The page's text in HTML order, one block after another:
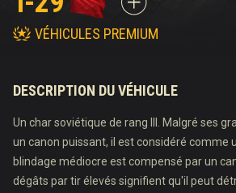
VÉHICULES PREMIUM
DESCRIPTION DU VÉHICULE
Un char soviétique de rang III. Malgré ses
un canon puissant, il est considéré comme
blindage médiocre est compensé par un
dégâts par tir élevés signifient qu'il peut